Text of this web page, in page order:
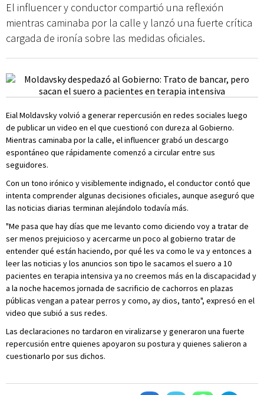
El influencer y conductor compartió una reflexión
mientras caminaba por la calle y lanzó una fuerte crítica
cargada de ironía sobre las medidas oficiales.
Eial Moldavsky volvió a generar repercusión en redes sociales luego
de publicar un video en el que cuestionó con dureza al Gobierno.
Mientras caminaba por la calle, el influencer grabó un descargo
espontáneo que rápidamente comenzó a circular entre sus
seguidores.
Con un tono irónico y visiblemente indignado, el conductor contó que
intenta comprender algunas decisiones oficiales, aunque aseguró que
las noticias diarias terminan alejándolo todavía más.
"Me pasa que hay días que me levanto como diciendo voy a tratar de
ser menos prejuicioso y acercarme un poco al gobierno tratar de
entender qué están haciendo, por qué les va como le va y entonces a
leer las noticias y los anuncios son tipo le sacamos el suero a 10
pacientes en terapia intensiva ya no creemos más en la discapacidad y
a la noche hacemos jornada de sacrificio de cachorros en plazas
públicas vengan a patear perros y como, ay dios, tanto", expresó en el
video que subió a sus redes.
Las declaraciones no tardaron en viralizarse y generaron una fuerte
repercusión entre quienes apoyaron su postura y quienes salieron a
cuestionarlo por sus dichos.